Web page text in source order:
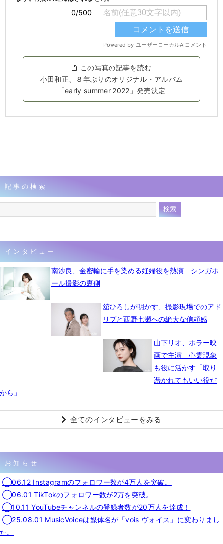
この写真の記事を読む
小田和正、８年ぶりのオリジナル・アルバム
「early summer 2022」発売決定
記事の検索
インタビュー
南沙良、金密輸に手を染める妊婦役を熱演 シンガポ
ール撮影の裏側
舘ひろしが明かす、撮影現場でのアド
リブと西野七瀬への絶大な信頼感
山下リオ、ホラー映
画で主演 心霊現象
も役に活かす「取り
憑かれてもいい役だ
から」
全てのインタビューをみる
お知らせ
◯06.12 Instagramのフォロワー数が4万人を突破。
◯06.01 TikTokのフォロワー数が2万を突破。
◯10.11 YouTubeチャンネルの登録者数が20万人を達成！
◯25.08.01 MusicVoiceは媒体名が「vois ヴォイス」に変わりまし
た。